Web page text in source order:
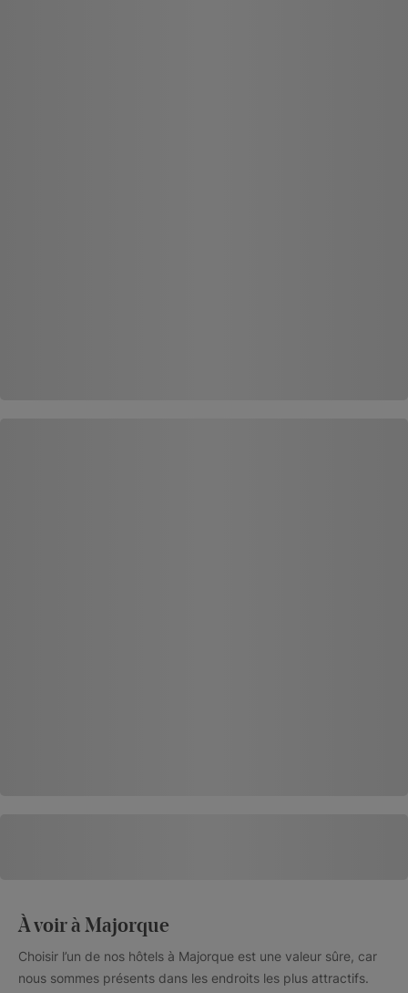
À voir à Majorque
Choisir l’un de nos hôtels à Majorque est une valeur sûre, car
nous sommes présents dans les endroits les plus attractifs.